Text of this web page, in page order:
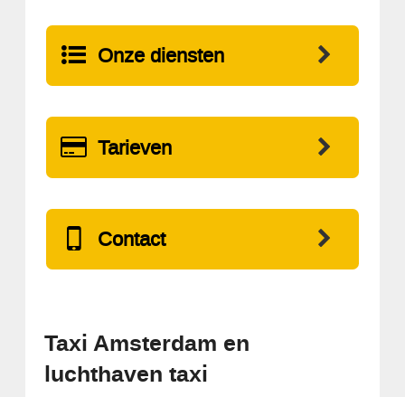
Onze diensten
Tarieven
Contact
Taxi Amsterdam en
luchthaven taxi